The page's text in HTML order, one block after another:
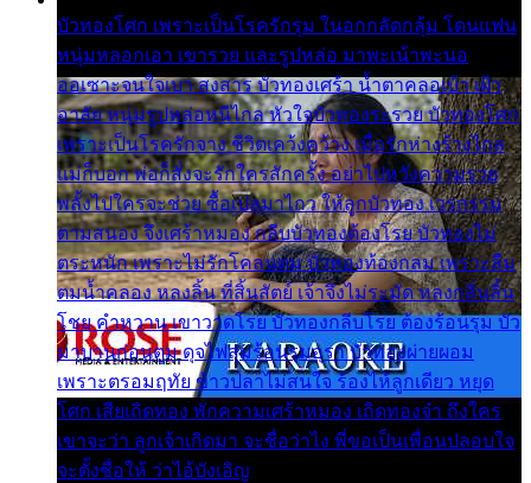
บัวทองโศก เพราะเป็นโรครักรุม ในอกกลัดกลุ้ม โดนแฟน
หนุ่มหลอกเอา เขารวย และรูปหล่อ มาพะเน้าพะนอ
ออเซาะจนใจเบา สงสาร บัวทองเศร้า น้ำตาคลอเบ้า เฝ้า
อาลัย หนุ่มรูปหล่อหนีไกล หัวใจบัวทองระรวย บัวทองโศก
เพราะเป็นโรครักจาง ชีวิตเคว้งคว้าง เมื่อรักห่างร้างไกล
แม่ก็บอก พ่อก็สั่งจะรักใครสักครั้ง อย่าไปหวังความรวย
พลั้งไปใครจะช่วย ซื้อเปลมาไกว ให้ลูกบัวทอง เวรกรรม
ตามสนอง จึงเศร้าหมอง กลีบบัวทองต้องโรย บัวทองไม่
ตระหนัก เพราะไม่รักโคลนตม บัวทองท้องกลม เพราะลืม
ตมน้ำคลอง หลงลิ้น ที่สิ้นสัตย์ เจ้าจึงไม่ระมัด หลงกลิ่นลิ้น
โชย คำหวาน เขาวาดโรย บัวทองกลีบโรย ต้องร้อนรุม บัว
มาบานก่อนตูม ดุจไฟสุมร้อนรุมอุรา บัวทองผ่ายผอม
เพราะตรอมฤทัย ข้าวปลาไม่สนใจ ร้องไห้ลูกเดียว หยุด
โศก เสียเถิดทอง พักความเศร้าหมอง เถิดทองจ๋า ถึงใคร
เขาจะว่า ลูกเจ้าเกิดมา จะชื่อว่าไง พี่ขอเป็นเพื่อนปลอบใจ
จะตั้งชื่อให้ ว่าไอ้บังเอิญ